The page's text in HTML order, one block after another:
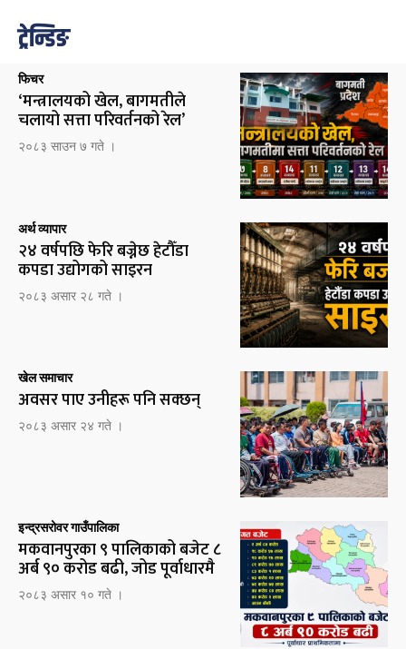
ट्रेन्डिङ
फिचर
‘मन्त्रालयको खेल, बागमतीले
चलायो सत्ता परिवर्तनको रेल’
२०८३ साउन ७ गते ।
अर्थ व्यापार
२४ वर्षपछि फेरि बज्नेछ हेटौँडा
कपडा उद्योगको साइरन
२०८३ असार २८ गते ।
खेल समाचार
अवसर पाए उनीहरू पनि सक्छन्
२०८३ असार २४ गते ।
इन्द्रसरोवर गाउँपालिका
मकवानपुरका ९ पालिकाको बजेट ८
अर्ब ९० करोड बढी, जोड पूर्वाधारमै
२०८३ असार १० गते ।